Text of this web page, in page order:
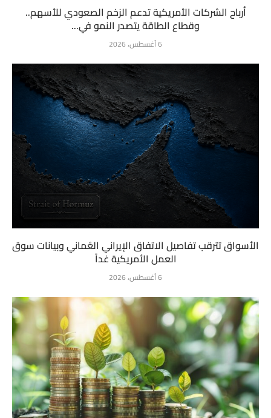
أرباح الشركات الأمريكية تدعم الزخم الصعودي للأسهم..
وقطاع الطاقة يتصدر النمو في...
6 أغسطس، 2026
الأسواق تترقب تفاصيل الاتفاق الإيراني العُماني وبيانات سوق
العمل الأمريكية غداً
6 أغسطس، 2026